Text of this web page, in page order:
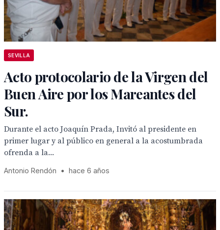
SEVILLA
Acto protocolario de la Virgen del
Buen Aire por los Mareantes del
Sur.
Durante el acto Joaquín Prada, Invitó al presidente en
primer lugar y al público en general a la acostumbrada
ofrenda a la...
Antonio Rendón • hace 6 años